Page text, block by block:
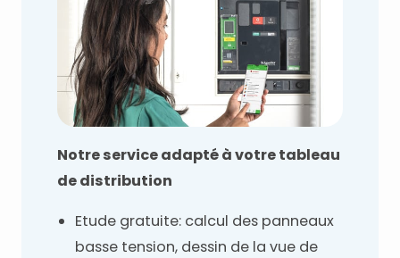
Notre service adapté à votre tableau
de distribution
Etude gratuite: calcul des panneaux
basse tension, dessin de la vue de